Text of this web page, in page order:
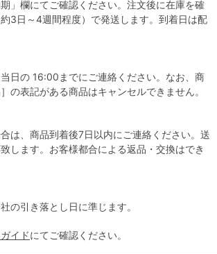
」欄にてご確認ください。注文後に在庫を確
3日～4週間程度）で発送します。到着日は配
日の 16:00までにご連絡ください。なお、商
の表記がある商品はキャンセルできません。
は、商品到着後7日以内にご連絡ください。送
します。お客様都合による返品・交換はでき
の引き落とし日に準じます。
イドにてご確認ください。